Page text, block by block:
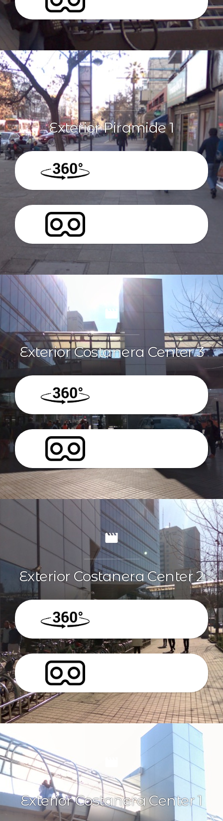
VR
Exterior Piramide 1
360º
VR
Exterior Costanera Center 3
360º
VR
Exterior Costanera Center 2
360º
VR
Exterior Costanera Center 1